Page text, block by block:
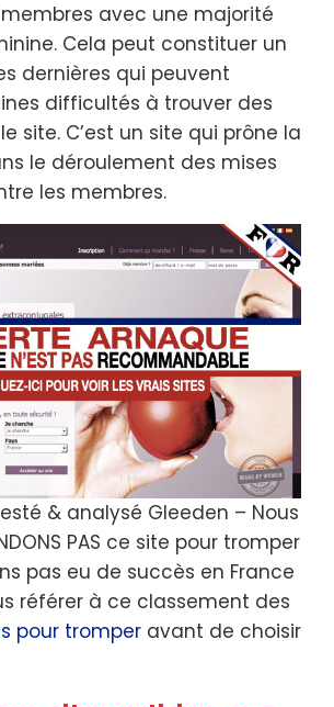
membres avec une majorité
Cela peut constituer un
dernières qui peuvent
difficultés à trouver des
site. C’est un site qui prône la
le déroulement des mises
les membres.
& analysé Gleeden – Nous
PAS ce site pour tromper
pas eu de succès en France
référer à ce classement des
pour tromper avant de choisir